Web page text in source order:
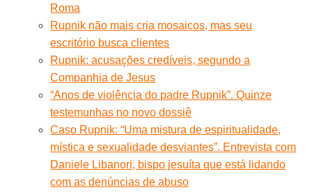
Roma
Rupnik não mais cria mosaicos, mas seu
escritório busca clientes
Rupnik: acusações credíveis, segundo a
Companhia de Jesus
“Anos de violência do padre Rupnik”. Quinze
testemunhas no novo dossiê
Caso Rupnik: “Uma mistura de espiritualidade,
mística e sexualidade desviantes”. Entrevista com
Daniele Libanori, bispo jesuíta que está lidando
com as denúncias de abuso